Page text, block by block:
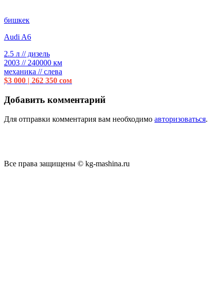
бишкек
Audi A6
2.5 л // дизель
2003 // 240000 км
механика // слева
$3 000 | 262 350 сом
Добавить комментарий
Для отправки комментария вам необходимо авторизоваться.
Все права защищены © kg-mashina.ru